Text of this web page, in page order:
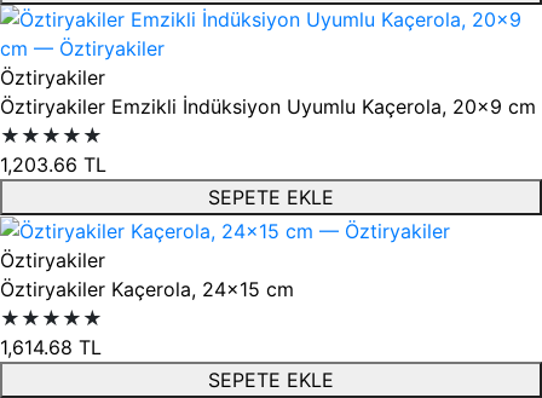
Öztiryakiler
Öztiryakiler Emzikli İndüksiyon Uyumlu Kaçerola, 20x9 cm
★★★★★
1,203.66 TL
SEPETE EKLE
Öztiryakiler
Öztiryakiler Kaçerola, 24x15 cm
★★★★★
1,614.68 TL
SEPETE EKLE